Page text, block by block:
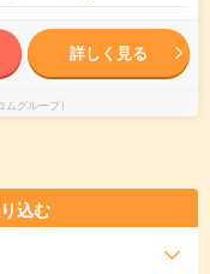
詳しく見る
グループ）
込む